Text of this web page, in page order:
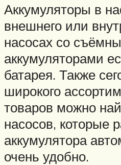
Аккумуляторы в
внешнего или
насосах со
аккумуляторами
батарея. Также
широкого
товаров можно
насосов, которые
аккумулятора
очень удобно.